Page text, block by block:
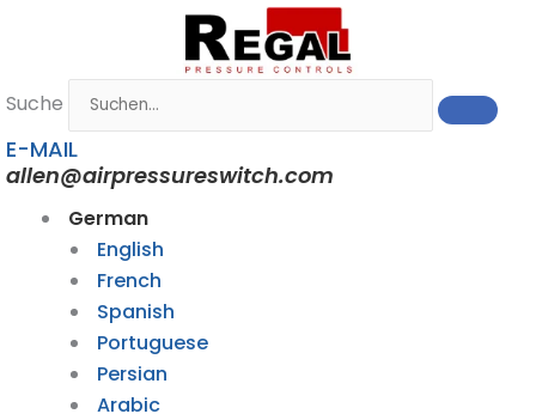
springen
Suche
E-MAIL
allen@airpressureswitch.com
German
English
French
Spanish
Portuguese
Persian
Arabic